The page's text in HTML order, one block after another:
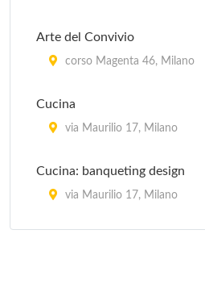
Arte del Convivio
corso Magenta 46, Milano
Cucina
via Maurilio 17, Milano
Cucina: banqueting design
via Maurilio 17, Milano